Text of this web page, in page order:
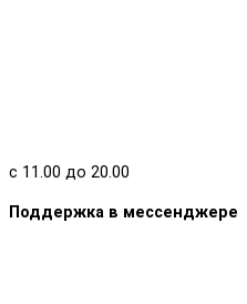
с 11.00 до 20.00
Поддержка в мессенджере